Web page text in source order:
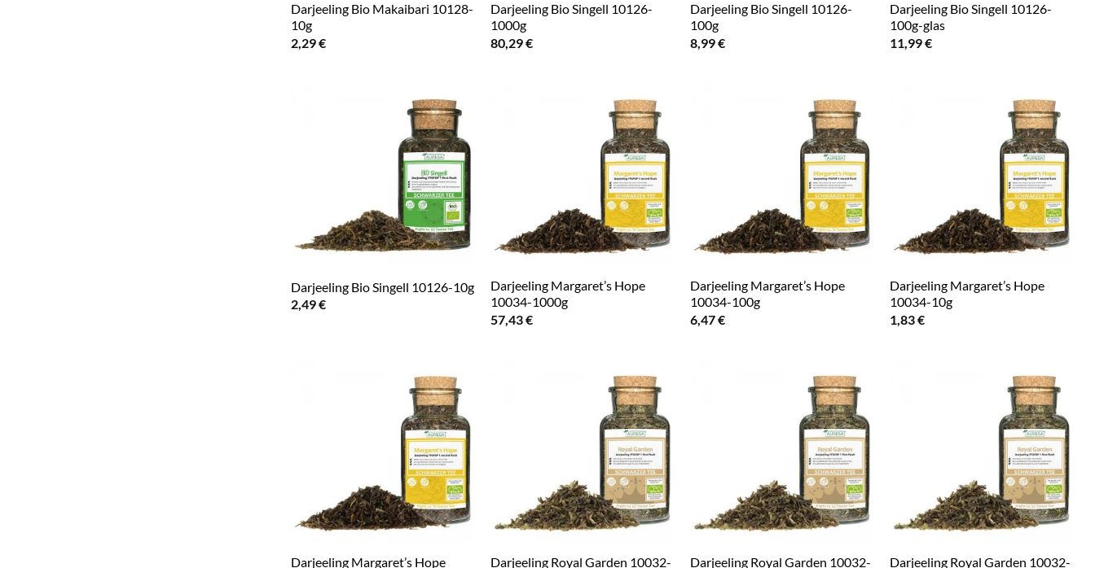
Darjeeling Bio Makaibari 10128-
10g
2,29€
Darjeeling Bio Singell 10126-
1000g
80,29€
Darjeeling Bio Singell 10126-
100g
8,99€
Darjeeling Bio Singell 10126-
100g-glas
11,99€
Darjeeling Bio Singell 10126-10g
2,49€
Darjeeling Margaret’s Hope
10034-1000g
57,43€
Darjeeling Margaret’s Hope
10034-100g
6,47€
Darjeeling Margaret’s Hope
10034-10g
1,83€
Darjeeling Margaret’s Hope Darjeeling Royal Garden 10032- Darjeeling Royal Garden 10032- Darjeeling Royal Garden 10032-